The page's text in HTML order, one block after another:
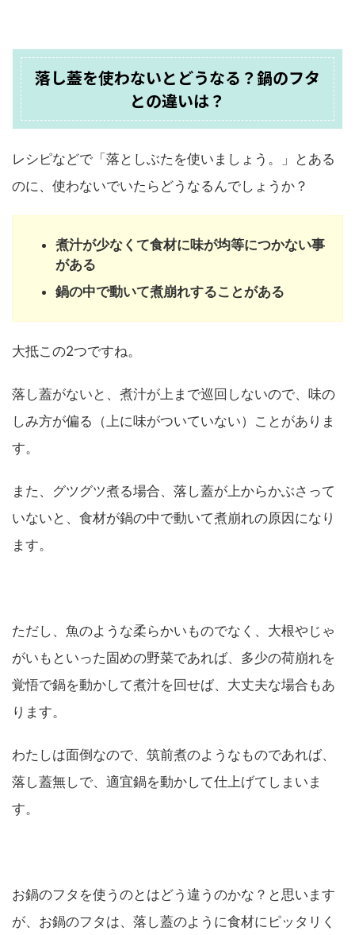
落し蓋を使わないとどうなる？鍋のフタ
との違いは？
レシピなどで「落としぶたを使いましょう。」とある
のに、使わないでいたらどうなるんでしょうか？
煮汁が少なくて食材に味が均等につかない事
がある
鍋の中で動いて煮崩れすることがある
大抵この2つですね。
落し蓋がないと、煮汁が上まで巡回しないので、味の
しみ方が偏る（上に味がついていない）ことがありま
す。
また、グツグツ煮る場合、落し蓋が上からかぶさって
いないと、食材が鍋の中で動いて煮崩れの原因になり
ます。
ただし、魚のような柔らかいものでなく、大根やじゃ
がいもといった固めの野菜であれば、多少の荷崩れを
覚悟で鍋を動かして煮汁を回せば、大丈夫な場合もあ
ります。
わたしは面倒なので、筑前煮のようなものであれば、
落し蓋無しで、適宜鍋を動かして仕上げてしまいま
す。
お鍋のフタを使うのとはどう違うのかな？と思います
が、お鍋のフタは、落し蓋のように食材にピッタリく